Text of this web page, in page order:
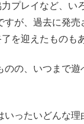
プレイなど、い
すが、過去に発売
を迎えたものも
のの、いつまで
いったいどんな理